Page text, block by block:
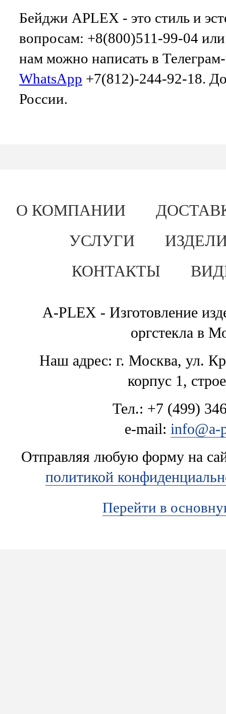
Бейджи APLEX - это стиль и
вопросам: +8(800)511-99-04
нам можно написать в
WhatsApp +7(812)-244-92-18.
России.
О КОМПАНИИ
УСЛУГИ
КОНТАКТЫ
A-PLEX - Изготовление
оргстекла в
Наш адрес: г. Москва, ул.
корпус 1,
Тел.: +7 (499)
e-mail: info@a-
Отправляя любую форму на
политикой
Перейти в